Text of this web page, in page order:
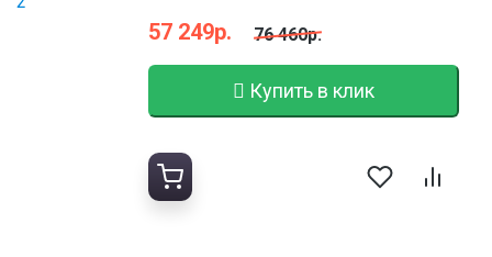
57 249р. 76 460р.
Купить в клик